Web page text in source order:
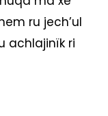
ru jech’ul
achlajinïk ri